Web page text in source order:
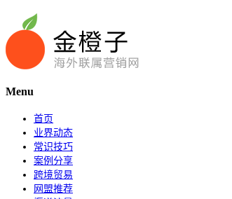
Menu
首页
业界动态
常识技巧
案例分享
跨境贸易
网盟推荐